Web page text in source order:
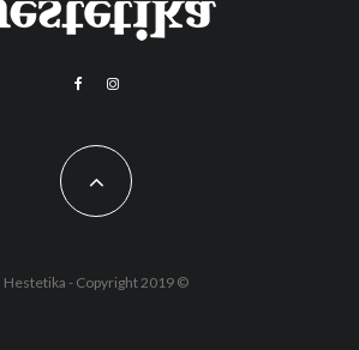
Hestetika - Copyright 2019 ©